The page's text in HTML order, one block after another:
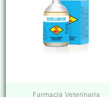
Farmacia Veterinaria